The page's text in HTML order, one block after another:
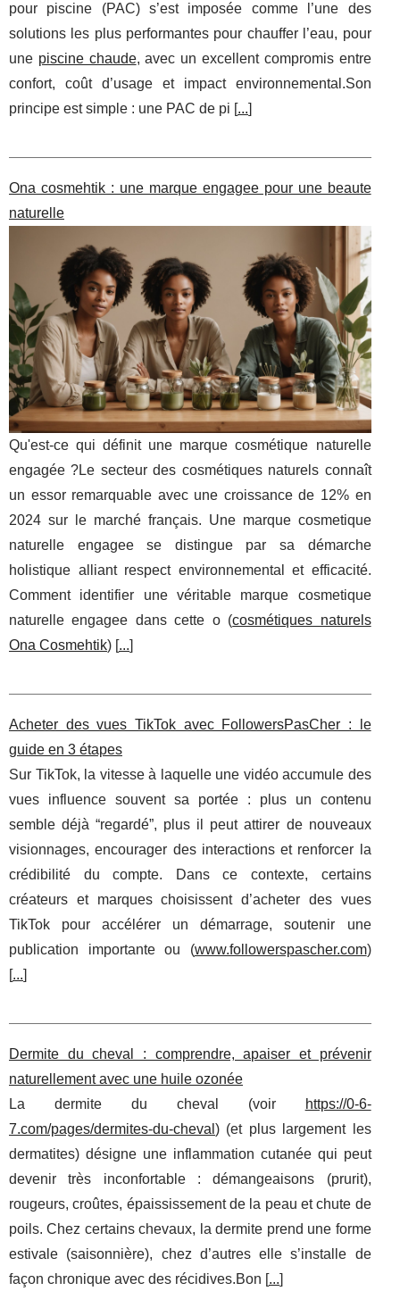
pour piscine (PAC) s’est imposée comme l’une des
solutions les plus performantes pour chauffer l’eau, pour
une piscine chaude, avec un excellent compromis entre
confort, coût d’usage et impact environnemental.Son
principe est simple : une PAC de pi [...]
Ona cosmehtik : une marque engagee pour une beaute
naturelle
Qu'est-ce qui définit une marque cosmétique naturelle
engagée ?Le secteur des cosmétiques naturels connaît
un essor remarquable avec une croissance de 12% en
2024 sur le marché français. Une marque cosmetique
naturelle engagee se distingue par sa démarche
holistique alliant respect environnemental et efficacité.
Comment identifier une véritable marque cosmetique
naturelle engagee dans cette o (cosmétiques naturels
Ona Cosmehtik) [...]
Acheter des vues TikTok avec FollowersPasCher : le
guide en 3 étapes
Sur TikTok, la vitesse à laquelle une vidéo accumule des
vues influence souvent sa portée : plus un contenu
semble déjà “regardé”, plus il peut attirer de nouveaux
visionnages, encourager des interactions et renforcer la
crédibilité du compte. Dans ce contexte, certains
créateurs et marques choisissent d’acheter des vues
TikTok pour accélérer un démarrage, soutenir une
publication importante ou (www.followerspascher.com)
[...]
Dermite du cheval : comprendre, apaiser et prévenir
naturellement avec une huile ozonée
La dermite du cheval (voir
https://0-6-
7.com/pages/dermites-du-cheval ) (et plus largement les
dermatites) désigne une inflammation cutanée qui peut
devenir très inconfortable : démangeaisons (prurit),
rougeurs, croûtes, épaississement de la peau et chute de
poils. Chez certains chevaux, la dermite prend une forme
estivale (saisonnière), chez d’autres elle s’installe de
façon chronique avec des récidives.Bon [...]